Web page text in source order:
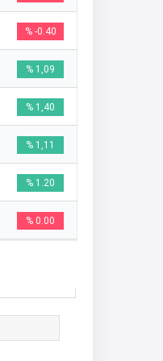
% -0.40
% 1,09
% 1,40
% 1,11
% 1.20
% 0.00